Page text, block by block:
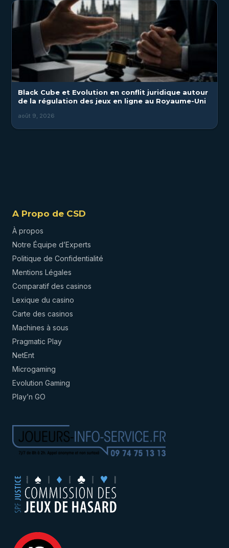
Black Cube et Evolution en conflit juridique autour
de la régulation des jeux en ligne au Royaume-Uni
août 9, 2026
A Propo de CSD
À propos
Notre Équipe d’Experts
Politique de Confidentialité
Mentions Légales
Comparatif des casinos
Lexique du casino
Carte des casinos
Machines à sous
Pragmatic Play
NetEnt
Microgaming
Evolution Gaming
Play’n GO